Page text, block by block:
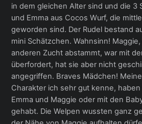
in dem gleichen Alter sind und die 3
und Emma aus Cocos Wurf, die
geworden sind. Der Rudel bestand
mini Schätzchen. Wahnsinn!
anderen Zucht abstammt, war mit
überfordert, hat sie aber nicht
angegriffen. Braves Mädchen!
Charakter ich sehr gut kenne, haben
Emma und Maggie oder mit den
gehabt. Die Welpen wussten ganz